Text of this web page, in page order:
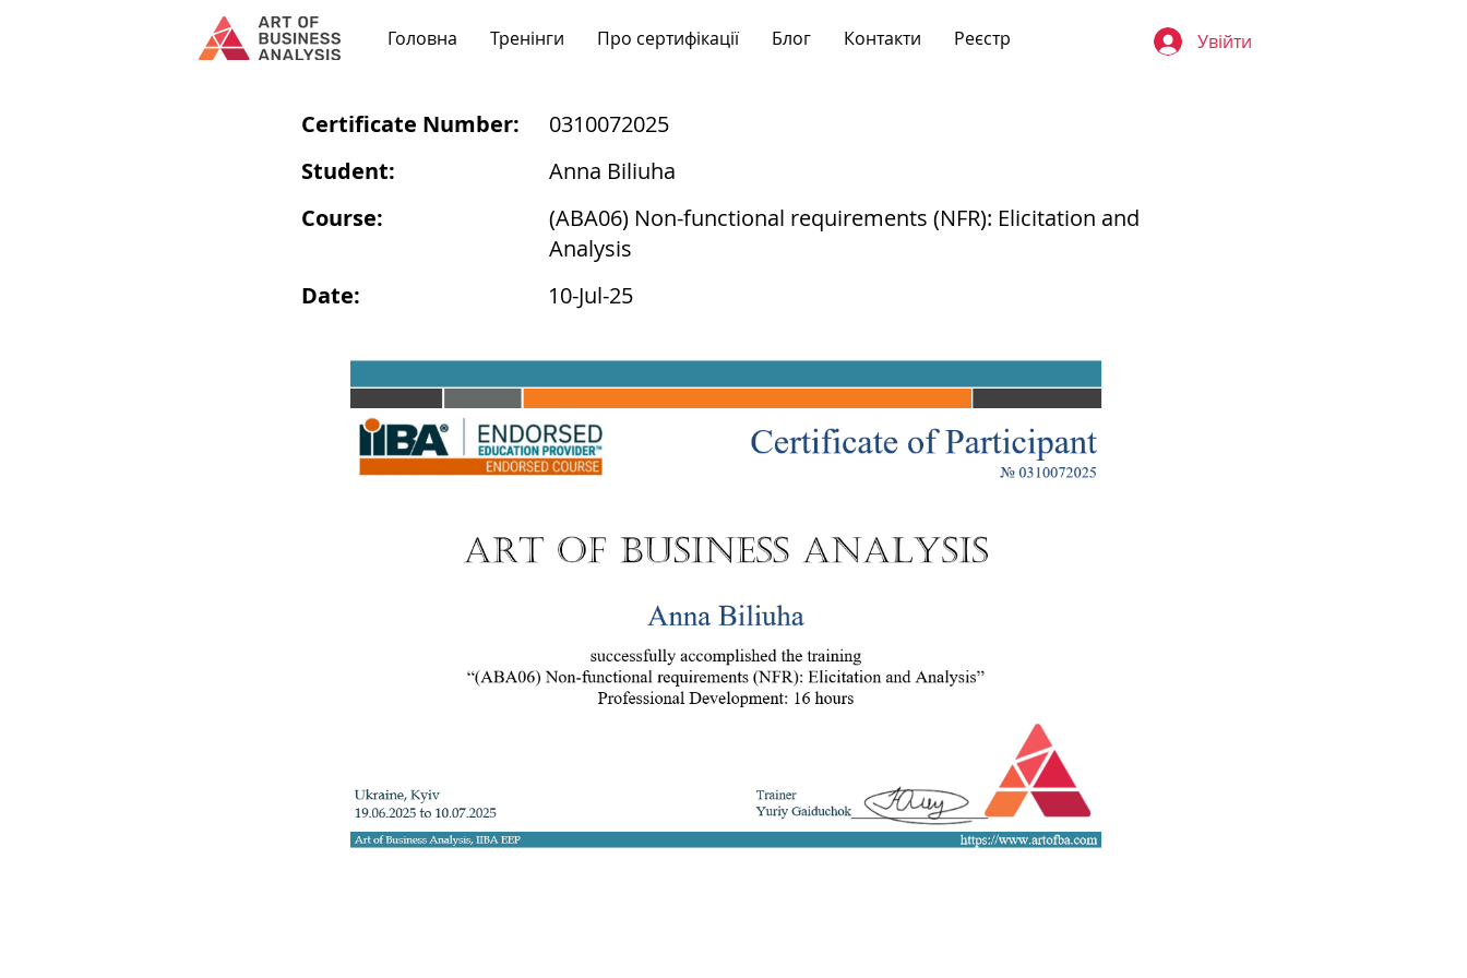
Головна Тренінги Про сертифікації Блог Контакти Реєстр Увійти
Certificate Number:
Student:
Course:
Date:
0310072025
Anna Biliuha
(ABA06) Non-functional requirements (NFR): Elicitation and
Analysis
10-Jul-25